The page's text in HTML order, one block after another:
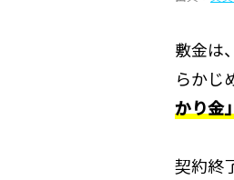
敷金は
らかじ
かり金
契約終